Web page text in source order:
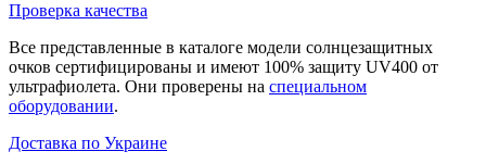
Проверка качества
Все представленные в каталоге модели солнцезащитных
очков сертифицированы и имеют 100% защиту UV400 от
ультрафиолета. Они проверены на специальном
оборудовании.
Доставка по Украине